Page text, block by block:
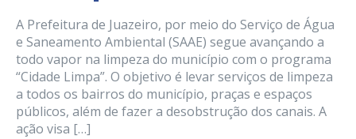
A Prefeitura de Juazeiro, por meio do Serviço de Água
e Saneamento Ambiental (SAAE) segue avançando a
todo vapor na limpeza do município com o programa
“Cidade Limpa”. O objetivo é levar serviços de limpeza
a todos os bairros do município, praças e espaços
públicos, além de fazer a desobstrução dos canais. A
ação visa […]